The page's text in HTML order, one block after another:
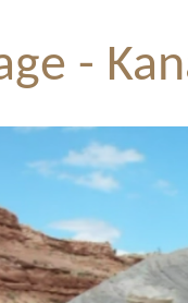
-